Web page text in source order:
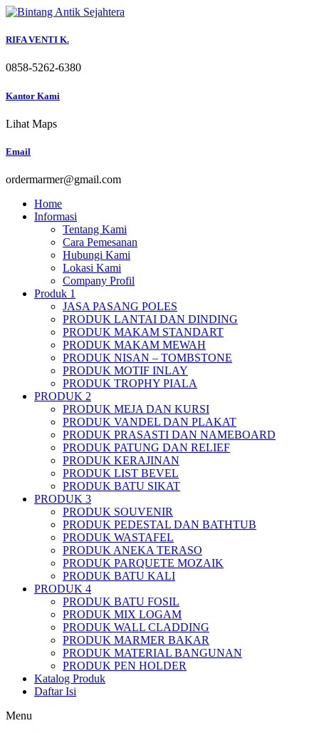
Skip
content
RIFA VENTI K.
0858-5262-6380
Kantor Kami
Lihat Maps
Email
ordermarmer@gmail.com
Home
Informasi
Tentang Kami
Cara Pemesanan
Hubungi Kami
Lokasi Kami
Company Profil
Produk 1
JASA PASANG POLES
PRODUK LANTAI DAN DINDING
PRODUK MAKAM STANDART
PRODUK MAKAM MEWAH
PRODUK NISAN – TOMBSTONE
PRODUK MOTIF INLAY
PRODUK TROPHY PIALA
PRODUK 2
PRODUK MEJA DAN KURSI
PRODUK VANDEL DAN PLAKAT
PRODUK PRASASTI DAN NAMEBOARD
PRODUK PATUNG DAN RELIEF
PRODUK KERAJINAN
PRODUK LIST BEVEL
PRODUK BATU SIKAT
PRODUK 3
PRODUK SOUVENIR
PRODUK PEDESTAL DAN BATHTUB
PRODUK WASTAFEL
PRODUK ANEKA TERASO
PRODUK PARQUETE MOZAIK
PRODUK BATU KALI
PRODUK 4
PRODUK BATU FOSIL
PRODUK MIX LOGAM
PRODUK WALL CLADDING
PRODUK MARMER BAKAR
PRODUK MATERIAL BANGUNAN
PRODUK PEN HOLDER
Katalog Produk
Daftar Isi
Menu